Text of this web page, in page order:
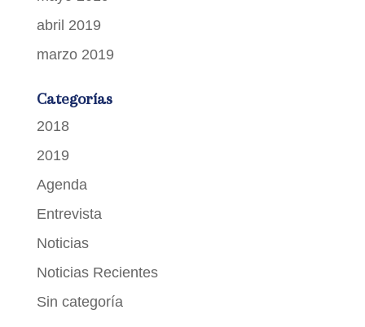
abril 2019
marzo 2019
Categorías
2018
2019
Agenda
Entrevista
Noticias
Noticias Recientes
Sin categoría